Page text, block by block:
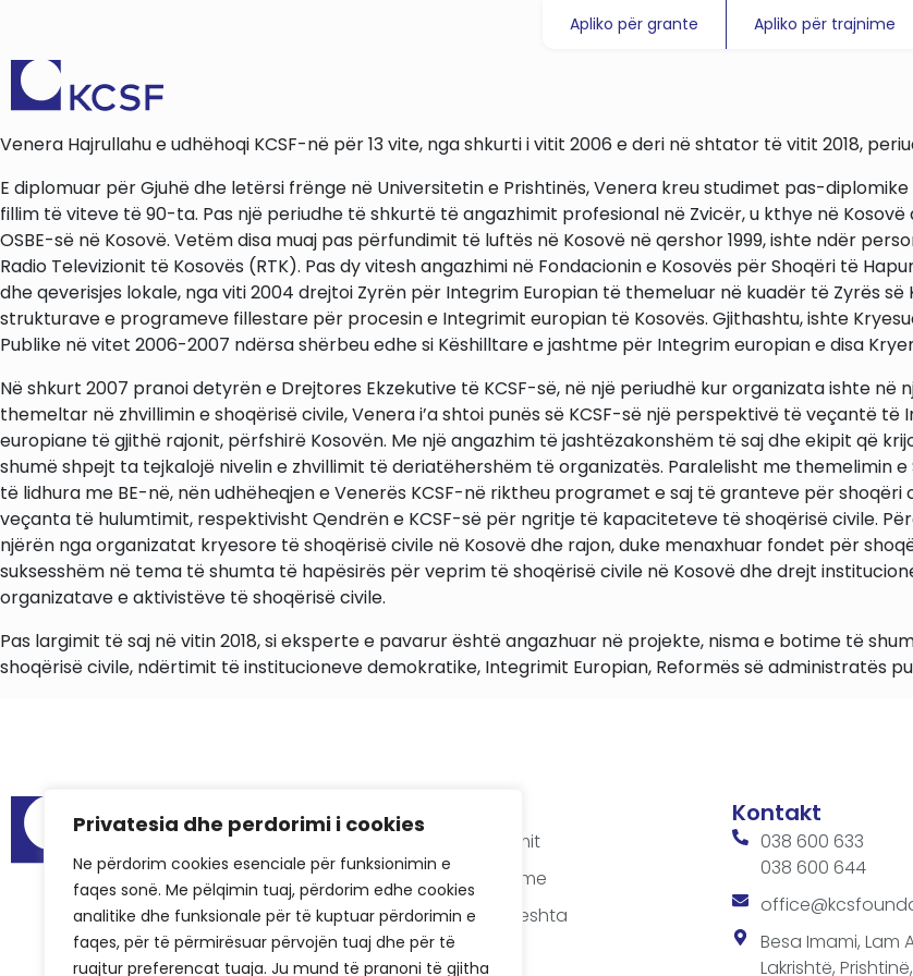
Privatesia dhe perdorimi i cookies
Ne përdorim cookies esenciale për funksionimin e
faqes sonë. Me pëlqimin tuaj, përdorim edhe cookies
analitike dhe funksionale për të kuptuar përdorimin e
faqes, për të përmirësuar përvojën tuaj dhe për të
ruajtur preferencat tuaja. Ju mund të pranoni të gjitha
Apliko për grante Apliko për trajnime
Venera Hajrullahu e udhëhoqi KCSF-në për 13 vite, nga shkurti i vitit 2006 e deri në shtator të vitit 2018,
E diplomuar për Gjuhë dhe letërsi frënge në Universitetin e Prishtinës, Venera kreu studimet pas-
fillim të viteve të 90-ta. Pas një periudhe të shkurtë të angazhimit profesional në Zvicër, u kthye në Kosovë
OSBE-së në Kosovë. Vetëm disa muaj pas përfundimit të luftës në Kosovë në qershor 1999, ishte ndër
Radio Televizionit të Kosovës (RTK). Pas dy vitesh angazhimi në Fondacionin e Kosovës për Shoqëri të
dhe qeverisjes lokale, nga viti 2004 drejtoi Zyrën për Integrim Europian të themeluar në kuadër të Zyrës
strukturave e programeve fillestare për procesin e Integrimit europian të Kosovës. Gjithashtu, ishte
Publike në vitet 2006-2007 ndërsa shërbeu edhe si Këshilltare e jashtme për Integrim europian e disa
Në shkurt 2007 pranoi detyrën e Drejtores Ekzekutive të KCSF-së, në një periudhë kur organizata ishte në
themeltar në zhvillimin e shoqërisë civile, Venera i’a shtoi punës së KCSF-së një perspektivë të veçantë
europiane të gjithë rajonit, përfshirë Kosovën. Me një angazhim të jashtëzakonshëm të saj dhe ekipit që
shumë shpejt ta tejkalojë nivelin e zhvillimit të deriatëhershëm të organizatës. Paralelisht me themelimin
të lidhura me BE-në, nën udhëheqjen e Venerës KCSF-në riktheu programet e saj të granteve për shoqëri
veçanta të hulumtimit, respektivisht Qendrën e KCSF-së për ngritje të kapaciteteve të shoqërisë civile.
njërën nga organizatat kryesore të shoqërisë civile në Kosovë dhe rajon, duke menaxhuar fondet për
suksesshëm në tema të shumta të hapësirës për veprim të shoqërisë civile në Kosovë dhe drejt
organizatave e aktivistëve të shoqërisë civile.
Pas largimit të saj në vitin 2018, si eksperte e pavarur është angazhuar në projekte, nisma e botime të
shoqërisë civile, ndërtimit të institucioneve demokratike, Integrimit Europian, Reformës së administratës
Menu
Raportet e auditimit
Hapësirat për takime
Pyetjet më të shpeshta
Rastet e suksesit
Kontakt
038 600 633
038 600 644
Besa Imami, Lam
Lakrishtë,